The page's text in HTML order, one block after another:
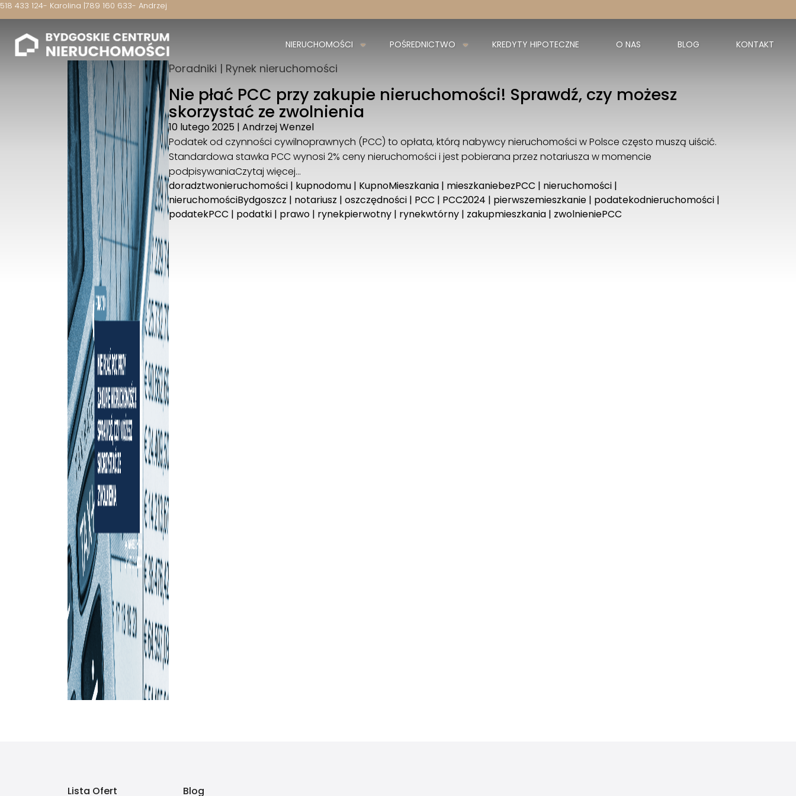
518 433 124- Karolina |789 160 633- Andrzej
NIERUCHOMOŚCI POŚREDNICTWO KREDYTY HIPOTECZNE O NAS BLOG KONTAKT
Poradniki | Rynek nieruchomości
Nie płać PCC przy zakupie nieruchomości! Sprawdź, czy możesz
skorzystać ze zwolnienia
10 lutego 2025 |Andrzej Wenzel
Podatek od czynności cywilnoprawnych (PCC) to opłata, którą nabywcy nieruchomości w Polsce często muszą uiścić.
Standardowa stawka PCC wynosi 2% ceny nieruchomości i jest pobierana przez notariusza w momencie
podpisywaniaCzytaj więcej…
doradztwonieruchomości | kupnodomu | KupnoMieszkania | mieszkaniebezPCC | nieruchomości |
nieruchomościBydgoszcz | notariusz |oszczędności | PCC | PCC2024 | pierwszemieszkanie | podatekodnieruchomości |
podatekPCC | podatki | prawo | rynekpierwotny | rynekwtórny | zakupmieszkania | zwolnieniePCC
Lista Ofert Blog